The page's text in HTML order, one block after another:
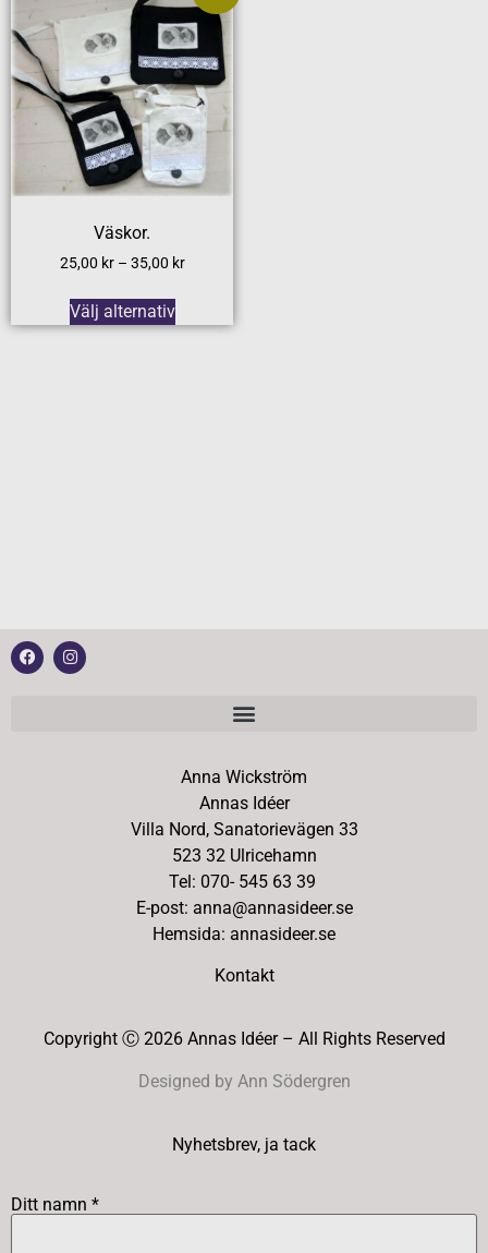
Väskor.
25,00 kr – 35,00 kr
Välj alternativ
Anna Wickström
Annas Idéer
Villa Nord, Sanatorievägen 33
523 32 Ulricehamn
Tel: 070- 545 63 39
E-post: anna@annasideer.se
Hemsida: annasideer.se
Kontakt
Copyright Ⓒ 2026 Annas Idéer – All Rights Reserved
Designed by Ann Södergren
Nyhetsbrev, ja tack
Ditt namn *